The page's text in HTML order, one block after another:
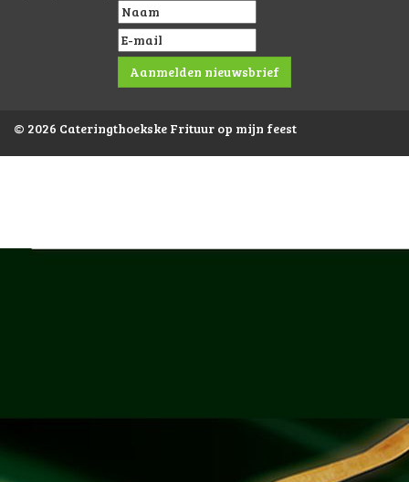
© 2026 Cateringthoekske Frituur op mijn feest